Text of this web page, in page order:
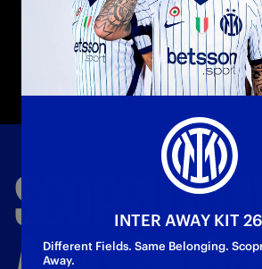
SCOPRILA
INTER AWAY KIT
Different Fields. Same Belonging.
Away.